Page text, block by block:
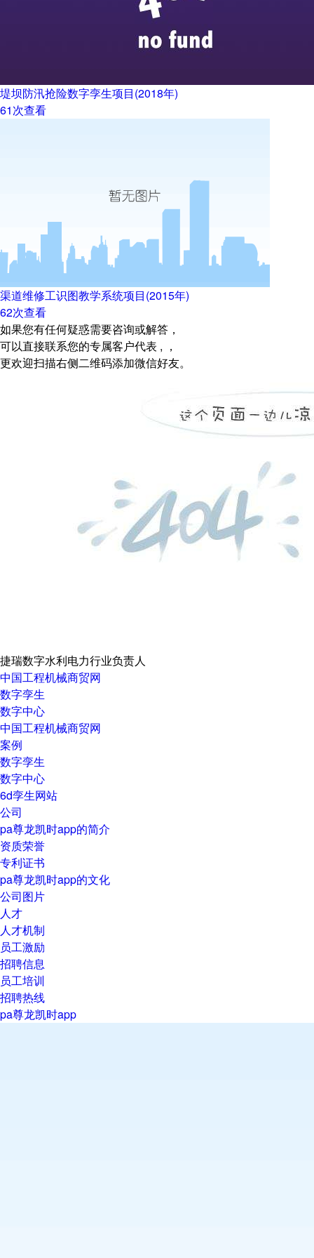
堤坝防汛抢险数字孪生项目(2018年)
61次查看
渠道维修工识图教学系统项目(2015年)
62次查看
如果您有任何疑惑需要咨询或解答，
可以直接联系您的专属客户代表 , ，
更欢迎扫描右侧二维码添加微信好友。
捷瑞数字水利电力行业负责人
中国工程机械商贸网
数字孪生
数字中心
中国工程机械商贸网
案例
数字孪生
数字中心
6d孪生网站
公司
pa尊龙凯时app的简介
资质荣誉
专利证书
pa尊龙凯时app的文化
公司图片
人才
人才机制
员工激励
招聘信息
员工培训
招聘热线
pa尊龙凯时app